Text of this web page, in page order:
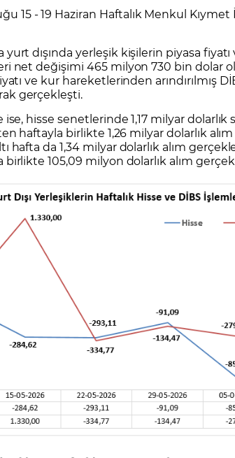
GCM MT4 Eğitim Videoları
15 - 19 Haziran Haftalık Menkul
yurt dışında yerleşik kişilerin piyasa
net değişimi 465 milyon 730 bin dolar
ve kur hareketlerinden arındırılmış
gerçekleşti.
hisse senetlerinde 1,17 milyar dolarlık
haftayla birlikte 1,26 milyar dolarlık
hafta da 1,34 milyar dolarlık alım
birlikte 105,09 milyon dolarlık alım